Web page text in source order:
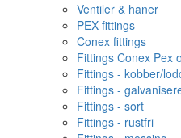
Ventiler & haner
PEX fittings
Conex fittings
Fittings Conex Pex
Fittings - kobber/
Fittings -
Fittings - sort
Fittings - rustfri